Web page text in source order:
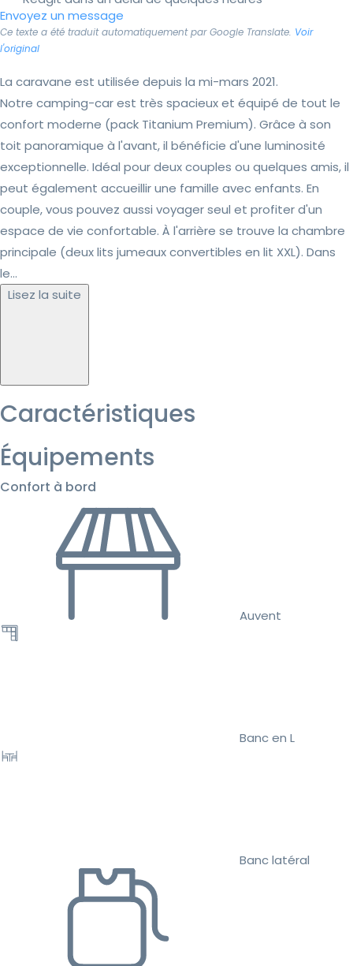
Envoyez un message
Ce texte a été traduit automatiquement par Google Translate. Voir
l'original
La caravane est utilisée depuis la mi-mars 2021.
Notre camping-car est très spacieux et équipé de tout le
confort moderne (pack Titanium Premium). Grâce à son
toit panoramique à l'avant, il bénéficie d'une luminosité
exceptionnelle. Idéal pour deux couples ou quelques amis, il
peut également accueillir une famille avec enfants. En
couple, vous pouvez aussi voyager seul et profiter d'un
espace de vie confortable. À l'arrière se trouve la chambre
principale (deux lits jumeaux convertibles en lit XXL). Dans
le...
Lisez la suite
Caractéristiques
Équipements
Confort à bord
Auvent
Banc en L
Banc latéral